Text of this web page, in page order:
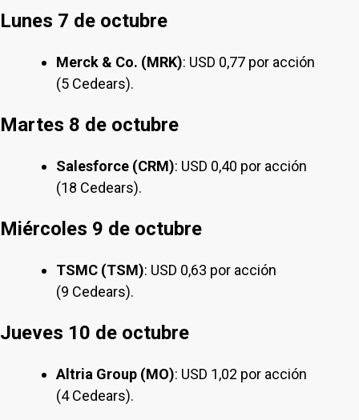
Lunes 7 de octubre
Merck & Co. (MRK): USD 0,77 por acción
(5 Cedears).
Martes 8 de octubre
Salesforce (CRM): USD 0,40 por acción
(18 Cedears).
Miércoles 9 de octubre
TSMC (TSM): USD 0,63 por acción
(9 Cedears).
Jueves 10 de octubre
Altria Group (MO): USD 1,02 por acción
(4 Cedears).